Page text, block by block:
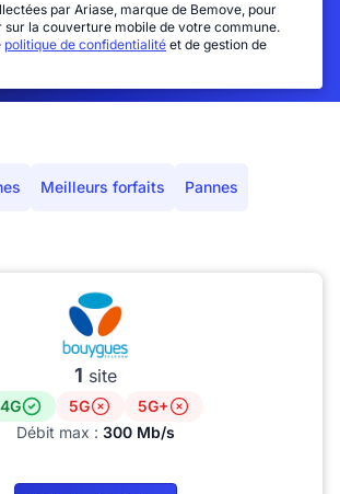
par Ariase, marque de Bemove, pour
sur la couverture mobile de votre commune.
politique de confidentialité et de gestion de
Meilleurs forfaits Pannes
1 site
4G 5G
5G+
Débit max : 300 Mb/s